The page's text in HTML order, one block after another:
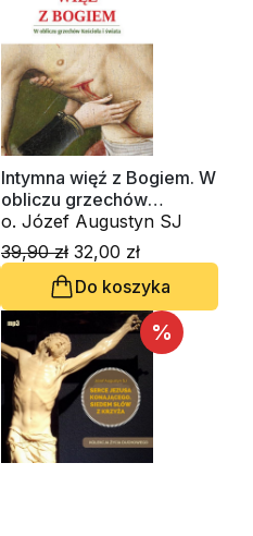
Intymna więź z Bogiem. W
obliczu grzechów
Kościoła i świata
o. Józef Augustyn SJ
39,90 zł 32,00 zł
Do koszyka
%